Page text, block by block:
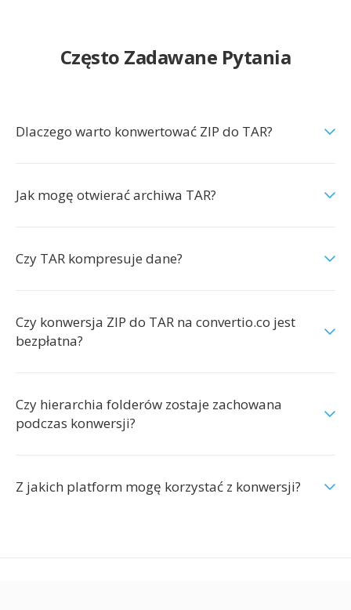
Często Zadawane Pytania
Dlaczego warto konwertować ZIP do TAR?
Jak mogę otwierać archiwa TAR?
Czy TAR kompresuje dane?
Czy konwersja ZIP do TAR na convertio.co jest
bezpłatna?
Czy hierarchia folderów zostaje zachowana
podczas konwersji?
Z jakich platform mogę korzystać z konwersji?